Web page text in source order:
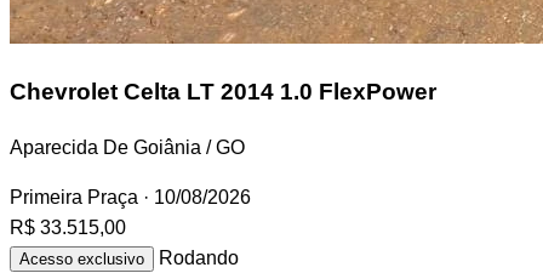
Chevrolet Celta LT 2014 1.0 FlexPower
Aparecida De Goiânia / GO
Primeira Praça · 10/08/2026
R$ 33.515,00
Acesso exclusivo Rodando